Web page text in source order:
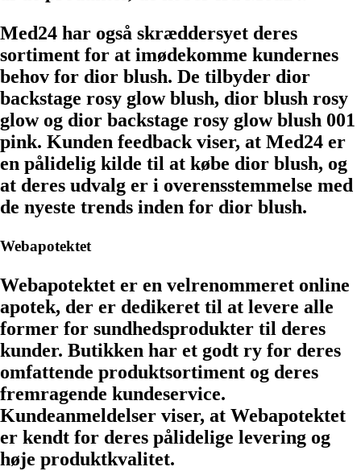
Med24 har også skræddersyet deres
sortiment for at imødekomme kundernes
behov for dior blush. De tilbyder dior
backstage rosy glow blush, dior blush rosy
glow og dior backstage rosy glow blush 001
pink. Kunden feedback viser, at Med24 er
en pålidelig kilde til at købe dior blush, og
at deres udvalg er i overensstemmelse med
de nyeste trends inden for dior blush.
Webapotektet
Webapotektet er en velrenommeret online
apotek, der er dedikeret til at levere alle
former for sundhedsprodukter til deres
kunder. Butikken har et godt ry for deres
omfattende produktsortiment og deres
fremragende kundeservice.
Kundeanmeldelser viser, at Webapotektet
er kendt for deres pålidelige levering og
høje produktkvalitet.